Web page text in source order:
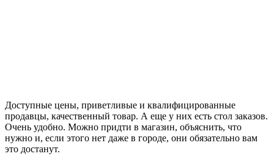
Доступные цены, приветливые и квалифицированные
продавцы, качественный товар. А еще у них есть стол заказов.
Очень удобно. Можно придти в магазин, объяснить, что
нужно и, если этого нет даже в городе, они обязательно вам
это достанут.